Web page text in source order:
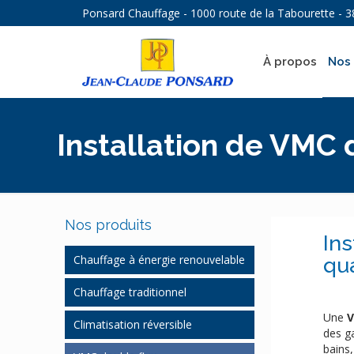
Ponsard Chauffage - 1000 route de la Tabourette -
À propos
Installation de VMC
Une
des
Nos produits
Chauffage à énergie renouvelable
Pompe à chaleur
Pompe à chaleur système
gainable
Chauffage traditionnel
Chauffage gaz et fioul
Régulation chauffage
Climatisation réversible